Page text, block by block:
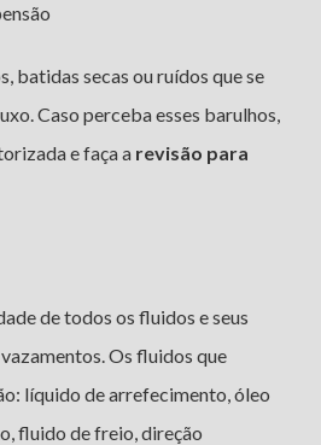
batidas secas ou ruídos que se
Caso perceba esses barulhos,
e faça a revisão para
de todos os fluidos e seus
Os fluidos que
líquido de arrefecimento, óleo
fluido de freio, direção